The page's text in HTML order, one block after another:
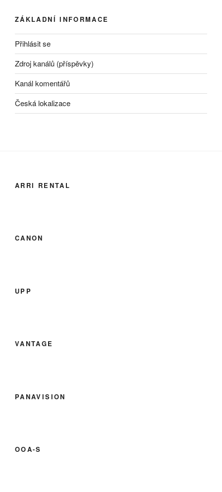
ZÁKLADNÍ INFORMACE
Přihlásit se
Zdroj kanálů (příspěvky)
Kanál komentářů
Česká lokalizace
ARRI RENTAL
CANON
UPP
VANTAGE
PANAVISION
OOA-S